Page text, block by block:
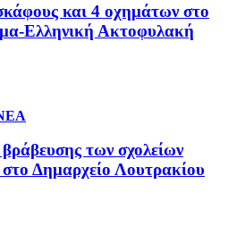
και 4 οχημάτων στο
Ελληνική Ακτοφυλακή
των σχολείων
στο Δημαρχείο Λουτρακίου